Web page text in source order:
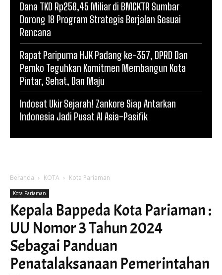
Dana TKD Rp258,45 Miliar di BMCKTR Sumbar
Dorong 18 Program Strategis Berjalan Sesuai
Rencana
Rapat Paripurna HJK Padang ke-357, DPRD Dan
Pemko Teguhkan Komitmen Membangun Kota
Pintar, Sehat, Dan Maju
Indosat Ukir Sejarah! Zankore Siap Antarkan
Indonesia Jadi Pusat AI Asia-Pasifik